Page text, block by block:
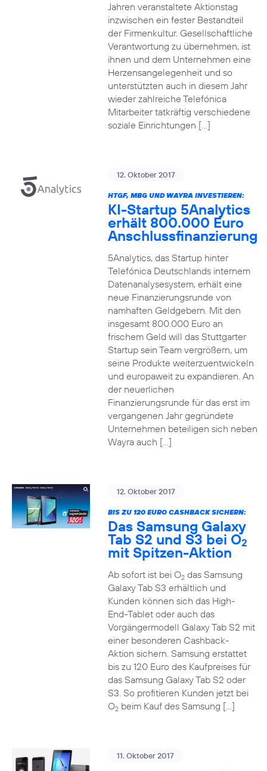
Jahren veranstaltete Aktionstag
inzwischen ein fester Bestandteil
der Firmenkultur. Gesellschaftliche
Verantwortung zu übernehmen, ist
ihnen und dem Unternehmen eine
Herzensangelegenheit und so
unterstützten auch in diesem Jahr
wieder zahlreiche Telefónica
Mitarbeiter tatkräftig verschiedene
soziale Einrichtungen […]
12. Oktober 2017
HTGF, MBG UND WAYRA INVESTIEREN:
KI-Startup 5Analytics
erhält 800.000 Euro
Anschlussfinanzierung
5Analytics, das Startup hinter
Telefónica Deutschlands internem
Datenanalysesystem, erhält eine
neue Finanzierungsrunde von
namhaften Geldgebern. Mit den
insgesamt 800.000 Euro an
frischem Geld will das Stuttgarter
Startup sein Team vergrößern, um
seine Produkte weiterzuentwickeln
und europaweit zu expandieren. An
der neuerlichen
Finanzierungsrunde für das erst im
vergangenen Jahr gegründete
Unternehmen beteiligen sich neben
Wayra auch […]
12. Oktober 2017
BIS ZU 120 EURO CASHBACK SICHERN:
Das Samsung Galaxy
Tab S2 und S3 bei O2
mit Spitzen-Aktion
Ab sofort ist bei O2das Samsung
Galaxy Tab S3 erhältlich und
Kunden können sich das High-
End-Tablet oder auch das
Vorgängermodell Galaxy Tab S2 mit
einer besonderen Cashback-
Aktion sichern. Samsung erstattet
bis zu 120 Euro des Kaufpreises für
das Samsung Galaxy Tab S2 oder
S3. So profitieren Kunden jetzt bei
O2beim Kauf des Samsung […]
11. Oktober 2017